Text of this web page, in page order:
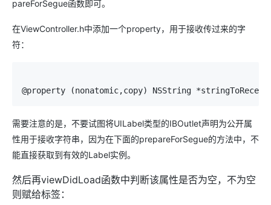
pareForSegue函数即可。
在ViewController.h中添加一个property，用于接收传过来的字
符：
需要注意的是，不要试图将UILabel类型的IBOutlet声明为公开属
性用于接收字符串，因为在下面的prepareForSegue的方法中，不
能直接获取到有效的Label实例。
然后再viewDidLoad函数中判断该属性是否为空，不为空
则赋给标签：